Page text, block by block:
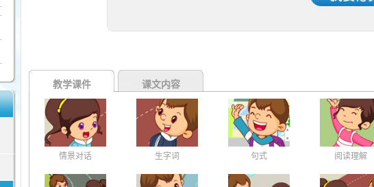
教学课件 课文内容
情景对话 生字词 句式 阅读理解